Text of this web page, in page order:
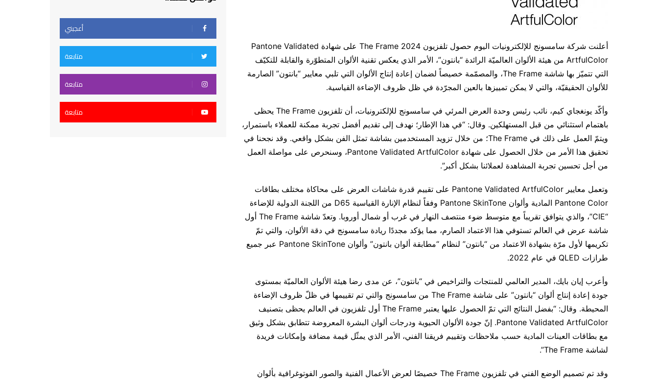
أعلنت شركة سامسونج للإلكترونيات اليوم حصول تلفزيون The Frame 2024 على شهادة Pantone Validated
ArtfulColor من هيئة الألوان العالميّة الرائدة “بانتون”، الأمر الذي يعكس تقنية الألوان المتطوّرة والقابلة للتكيّف
التي تتميّز بها شاشة The Frame، والمصمّمة خصيصاً لضمان إعادة إنتاج الألوان التي تلبي معايير “بانتون” الصارمة
للألوان الحقيقيّة، والتي لا يمكن تمييزها بالعين المجرّدة في ظل ظروف الإضاءة القياسية.
وأكّد يونغجاي كيم، نائب رئيس وحدة العرض المرئي في سامسونج للإلكترونيات، أن تلفزيون The Frame يحظى
باهتمام استثنائي من قبل المستهلكين. وقال: “في هذا الإطار؛ نهدف إلى تقديم أفضل تجربة ممكنة للعملاء باستمرار،
ويتمّ العمل على ذلك في The Frame؛ من خلال تزويد المستخدمين بشاشة تمثل الفن بشكل واقعي. وقد نجحنا في
تحقيق هذا الأمر من خلال الحصول على شهادة Pantone Validated ArtfulColor، وسنحرص على مواصلة العمل
من أجل تحسين تجربة المشاهدة لعملائنا بشكل أكبر”.
وتعمل معايير Pantone Validated ArtfulColor على تقييم قدرة شاشات العرض على محاكاة مختلف بطاقات
Pantone Color المادية وألوان Pantone SkinTone وفقاً لنظام الإنارة القياسية D65 من اللجنة الدولية للإضاءة
“CIE”، والذي يتوافق تقريباً مع متوسط ضوء منتصف النهار في غرب أو شمال أوروبا. وتعدّ شاشة The Frame أول
شاشة عرض في العالم تستوفي هذا الاعتماد الصارم، مما يؤكد مجددًا ريادة سامسونج في دقة الألوان، والتي تمّ
تكريمها لأول مرّة بشهادة الاعتماد من “بانتون” لنظام “مطابقة ألوان بانتون” وألوان Pantone SkinTone عبر جميع
طرازات QLED في عام 2022.
وأعرب إيان بايك، المدير العالمي للمنتجات والتراخيص في “بانتون”، عن مدى رضا هيئة الألوان العالميّة بمستوى
جودة إعادة إنتاج ألوان “بانتون” على شاشة The Frame من سامسونج والتي تم تقييمها في ظلّ ظروف الإضاءة
المحيطة. وقال: “بفضل النتائج التي تمّ الحصول عليها يعتبر The Frame أول تلفزيون في العالم يحظى بتصنيف
Pantone Validated ArtfulColor. إنّ جودة الألوان الحيوية ودرجات ألوان البشرة المعروضة تتطابق بشكل وثيق
مع بطاقات العينات المادية حسب ملاحظات وتقييم فريقنا الفني، الأمر الذي يمثّل قيمة مضافة وإمكانات فريدة
لشاشة The Frame”.
وقد تم تصميم الوضع الفني في تلفزيون The Frame خصيصًا لعرض الأعمال الفنية والصور الفوتوغرافية بألوان
أعجبني
متابعة
متابعة
متابعة